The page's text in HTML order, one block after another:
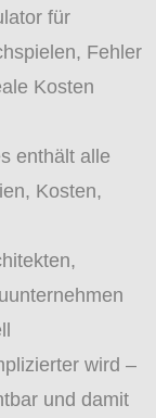
für
Fehler
Kosten
enthält alle
Kosten,
wird –
und damit